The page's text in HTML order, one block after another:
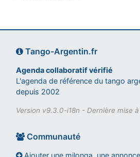
Tango-Argentin.fr
Agenda collaboratif vérifié
L'agenda de référence du tango
depuis 2002
Version v9.3.0-i18n - Dernière mise
Communauté
Ajouter une milonga, une